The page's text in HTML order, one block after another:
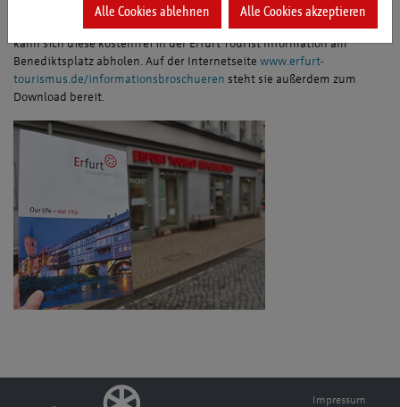
Wer Interesse an der neuen Broschüre hat, um sie zum Beispiel an
internationale Geschäftspartner, Freunde und Bekannte zu verteilen,
kann sich diese kostenfrei in der Erfurt Tourist Information am
Benediktsplatz abholen. Auf der Internetseite www.erfurt-
tourismus.de/informationsbroschueren steht sie außerdem zum
Download bereit.
Impressum
Alle Cookies ablehnen Alle Cookies akzeptieren